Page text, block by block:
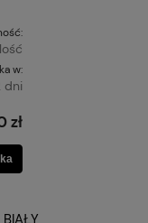
w:
dni
zł